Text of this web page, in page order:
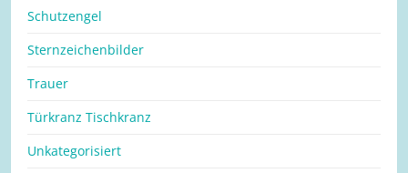
Schutzengel
Sternzeichenbilder
Trauer
Türkranz Tischkranz
Unkategorisiert